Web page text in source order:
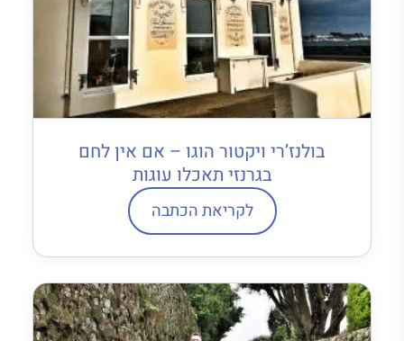
בולנז’רי ויקטור הוגו – אם אין לחם
בגרנזי תאכלו עוגות
לקריאת הכתבה